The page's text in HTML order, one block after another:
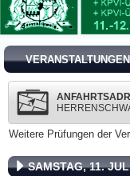
VERANSTALTUNGEN
Weitere Prüfungen der
SAMSTAG, 11.